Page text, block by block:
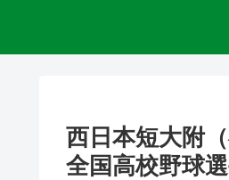
西日本短大附
全国高校野球